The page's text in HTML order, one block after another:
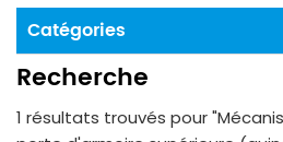
Catégories
Recherche
1 résultats trouvés pour